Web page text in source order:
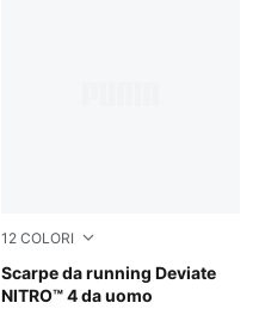
12 COLORI
Scarpe da running Deviate
NITRO™ 4 da uomo
PUMA White-Feather Gray